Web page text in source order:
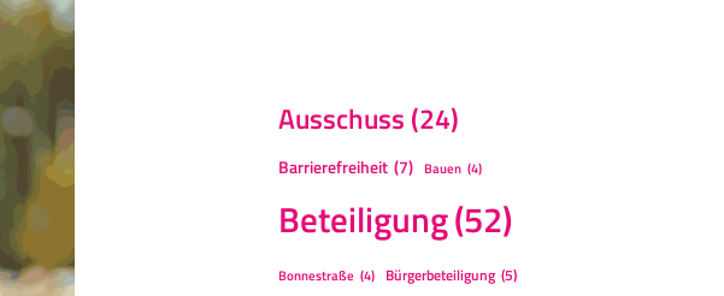
Ausschuss (24)
Barrierefreiheit (7) Bauen (4)
Beteiligung(52)
Bonnestraße (4) Bürgerbeteiligung (5)